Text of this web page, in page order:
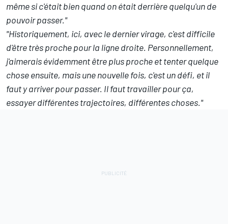
même si c'était bien quand on était derrière quelqu'un de
pouvoir passer."
"Historiquement, ici, avec le dernier virage, c'est difficile
d'être très proche pour la ligne droite. Personnellement,
j'aimerais évidemment être plus proche et tenter quelque
chose ensuite, mais une nouvelle fois, c'est un défi, et il
faut y arriver pour passer. Il faut travailler pour ça,
essayer différentes trajectoires, différentes choses."